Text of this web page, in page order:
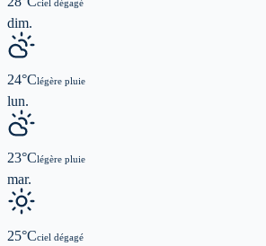
ciel dégagé
dim.
24°Clégère pluie
lun.
23°Clégère pluie
mar.
25°Cciel dégagé